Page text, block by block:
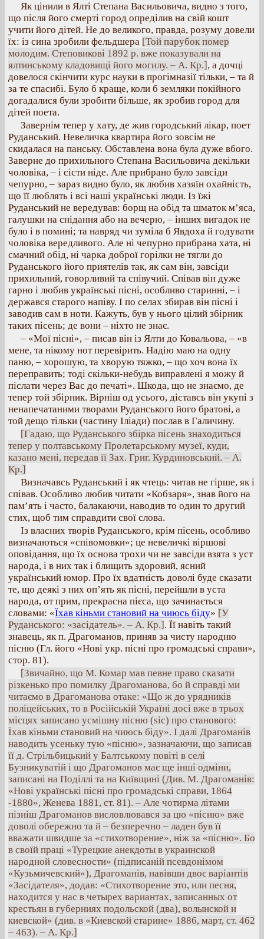
Як цінили в Ялті Степана Васильовича, видно з того,
що після його смерті город опреділив на свій кошт
учити його дітей. Не до великого, правда, розуму довели
їх: із сина зробили фельдшера [Той парубок помер
молодим. Степовикові 1892 р. вже показували на
ялтинському кладовищі його могилу. – А. Кр.], а дочці
довелося скінчити курс науки в прогімназії тільки, – та й
за те спасибі. Було б краще, коли б земляки покійного
догадалися були зробити більше, як зробив город для
дітей поета.
Завернім тепер у хату, де жив городський лікар, поет
Руданський. Невеличка квартира його зовсім не
скидалася на панську. Обставлена вона була дуже вбого.
Заверне до прихильного Степана Васильовича декільки
чоловіка, – і сісти ніде. Але прибрано було завсіди
чепурно, – зараз видно було, як любив хазяїн охайність,
що її люблять і всі наші українські люди. Із їжі
Руданський не вередував: борщ на обід та шматок м’яса,
галушки на снідання або на вечерю, – інших вигадок не
було і в помині; та навряд чи зуміла б Явдоха й годувати
чоловіка вередливого. Але ні чепурно прибрана хата, ні
смачний обід, ні чарка доброї горілки не тягли до
Руданського його приятелів так, як сам він, завсіди
прихильний, говорливий та співучий. Співав він дуже
гарно і любив українські пісні, особливо старинні, – і
держався старого напіву. І по селах збирав він пісні і
заводив сам в ноти. Кажуть, був у нього цілий збірник
таких пісень; де вони – ніхто не знає.
– «Мої пісні», – писав він із Ялти до Ковальова, – «в
мене, та нікому нот перевірить. Надію маю на одну
паню, – хорошую, та хворую тяжко, – що хоч вона їх
переправить; тоді скільки-небудь виправлені я можу й
післати через Вас до печаті». Шкода, що не знаємо, де
тепер той збірник. Вірніш од усього, діставсь він укупі з
ненапечатаними творами Руданського його братові, а
той дещо тільки (частину Іліади) послав в Галичину.
[Гадаю, що Руданського збірка пісень знаходиться
тепер у полтавському Пролетарському музеї, куди,
казано мені, передав її Зах. Григ. Курдиновський. – А.
Кр.]
Визначавсь Руданський і як чтець: читав не гірше, як і
співав. Особливо любив читати «Кобзаря», знав його на
пам’ять і часто, балакаючи, наводив то один то другий
стих, щоб тим справдити свої слова.
Із власних творів Руданського, крім пісень, особливо
визначаються «співомовки»; це невеличкі віршові
оповідання, що їх основа трохи чи не завсіди взята з уст
народа, і в них так і блищить здоровий, ясний
український юмор. Про їх вдатність доволі буде сказати
те, що деякі з них оп’ять як пісні, перейшли в уста
народа, от прим, прекрасна пієса, що зачинається
словами: «Їхав кіньми становий на чиюсь біду» [У
Руданського: «засідатель». – А. Кр.]. Її навіть такий
знавець, як п. Драгоманов, приняв за чисту народню
пісню (Гл. його «Нові укр. пісні про громадські справи»,
стор. 81).
[Звичайно, що М. Комар мав певне право сказати
різкенько про помилку Драгоманова, бо й справді ми
читаємо в Драгоманова отаке: «Що ж до урядників
поліцейських, то в Російській Україні досі вже в трьох
місцях записано усмішну пісню (sic) про станового:
Їхав кіньми становий на чиюсь біду». І далі Драгоманів
наводить усеньку тую «пісню», зазначаючи, що записав
її д. Стрільбицький у Балтському повіті в селі
Бузникуватій і що Драгоманов має ще інші одміни,
записані на Поділлі та на Київщині (Див. М. Драгоманів:
«Нові українські пісні про громадські справи, 1864
-1880», Женева 1881, ст. 81). – Але чотирма літами
пізніш Драгоманов висловлювався за цю «пісню» вже
доволі обережно та й – безперечно – ладен був її
вважати швидше за «стихотворение», ніж за «пісню». Бо
в своїй праці «Турецкие анекдоты в украинской
народной словесности» (підписаній псевдонімом
«Кузьмичевский»), Драгоманів, навівши двоє варіантів
«Засідателя», додав: «Стихотворение это, или песня,
находится у нас в четырех вариантах, записанных от
крестьян в губерниях подольской (два), волынской и
киевской» (див. в «Киевской старине» 1886, март, ст. 462
– 463). – А. Кр.]